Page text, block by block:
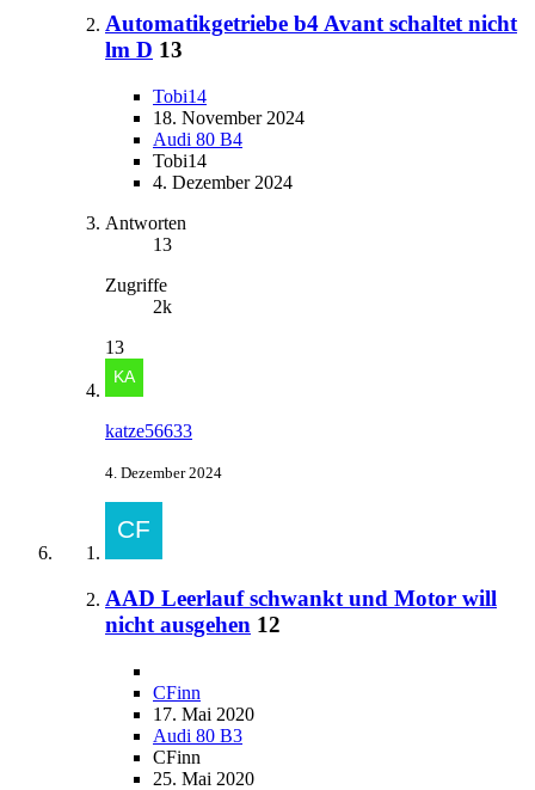
Automatikgetriebe b4 Avant schaltet nicht
lm D 13
Tobi14
18. November 2024
Audi 80 B4
Tobi14
4. Dezember 2024
Antworten
13
Zugriffe
2k
13
katze56633
4. Dezember 2024
AAD Leerlauf schwankt und Motor will
nicht ausgehen 12
CFinn
17. Mai 2020
Audi 80 B3
CFinn
25. Mai 2020